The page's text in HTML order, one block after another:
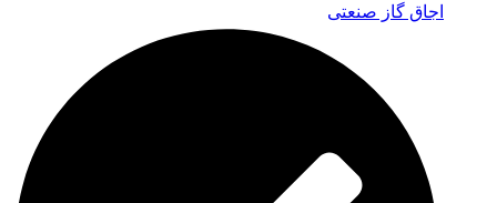
اجاق گاز صنعتی